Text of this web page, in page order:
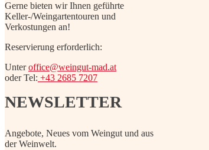
Gerne bieten wir Ihnen geführte
Keller-/Weingartentouren und
Verkostungen an!
Reservierung erforderlich:
Unteroffice@weingut-mad.at
oder Tel: +43 2685 7207
NEWSLETTER
Angebote, Neues vom Weingut und aus
der Weinwelt.